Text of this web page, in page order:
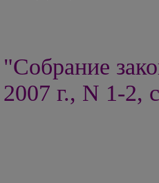
"Собрание
2007 г., N 1-2,